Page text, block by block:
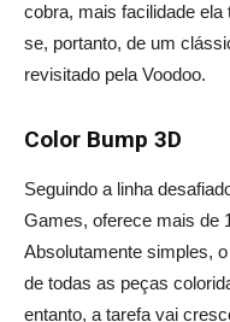
cobra, mais facilidade
se, portanto, de um
revisitado pela Voodoo.
Color Bump 3D
Seguindo a linha
Games, oferece mais de
Absolutamente simples,
de todas as peças
entanto, a tarefa vai